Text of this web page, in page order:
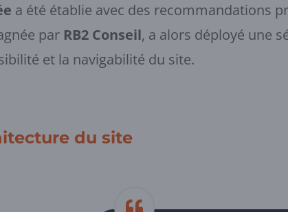
a été établie avec des recommandations
par RB2 Conseil, a alors déployé une
et la navigabilité du site.
du site